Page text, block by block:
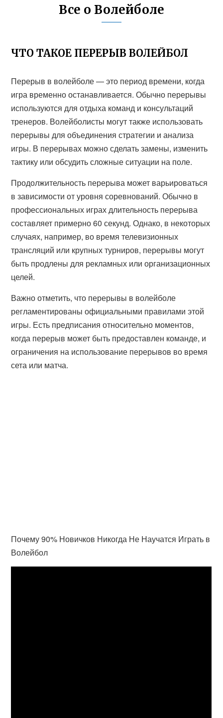
Все о Волейболе
ЧТО ТАКОЕ ПЕРЕРЫВ ВОЛЕЙБОЛ
Перерыв в волейболе — это период времени, когда
игра временно останавливается. Обычно перерывы
используются для отдыха команд и консультаций
тренеров. Волейболисты могут также использовать
перерывы для объединения стратегии и анализа
игры. В перерывах можно сделать замены, изменить
тактику или обсудить сложные ситуации на поле.
Продолжительность перерыва может варьироваться
в зависимости от уровня соревнований. Обычно в
профессиональных играх длительность перерыва
составляет примерно 60 секунд. Однако, в некоторых
случаях, например, во время телевизионных
трансляций или крупных турниров, перерывы могут
быть продлены для рекламных или организационных
целей.
Важно отметить, что перерывы в волейболе
регламентированы официальными правилами этой
игры. Есть предписания относительно моментов,
когда перерыв может быть предоставлен команде, и
ограничения на использование перерывов во время
сета или матча.
Почему 90% Новичков Никогда Не Научатся Играть в
Волейбол